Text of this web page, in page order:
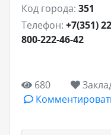
Код города: 351
Телефон: +7(351)
800-222-46-42
680